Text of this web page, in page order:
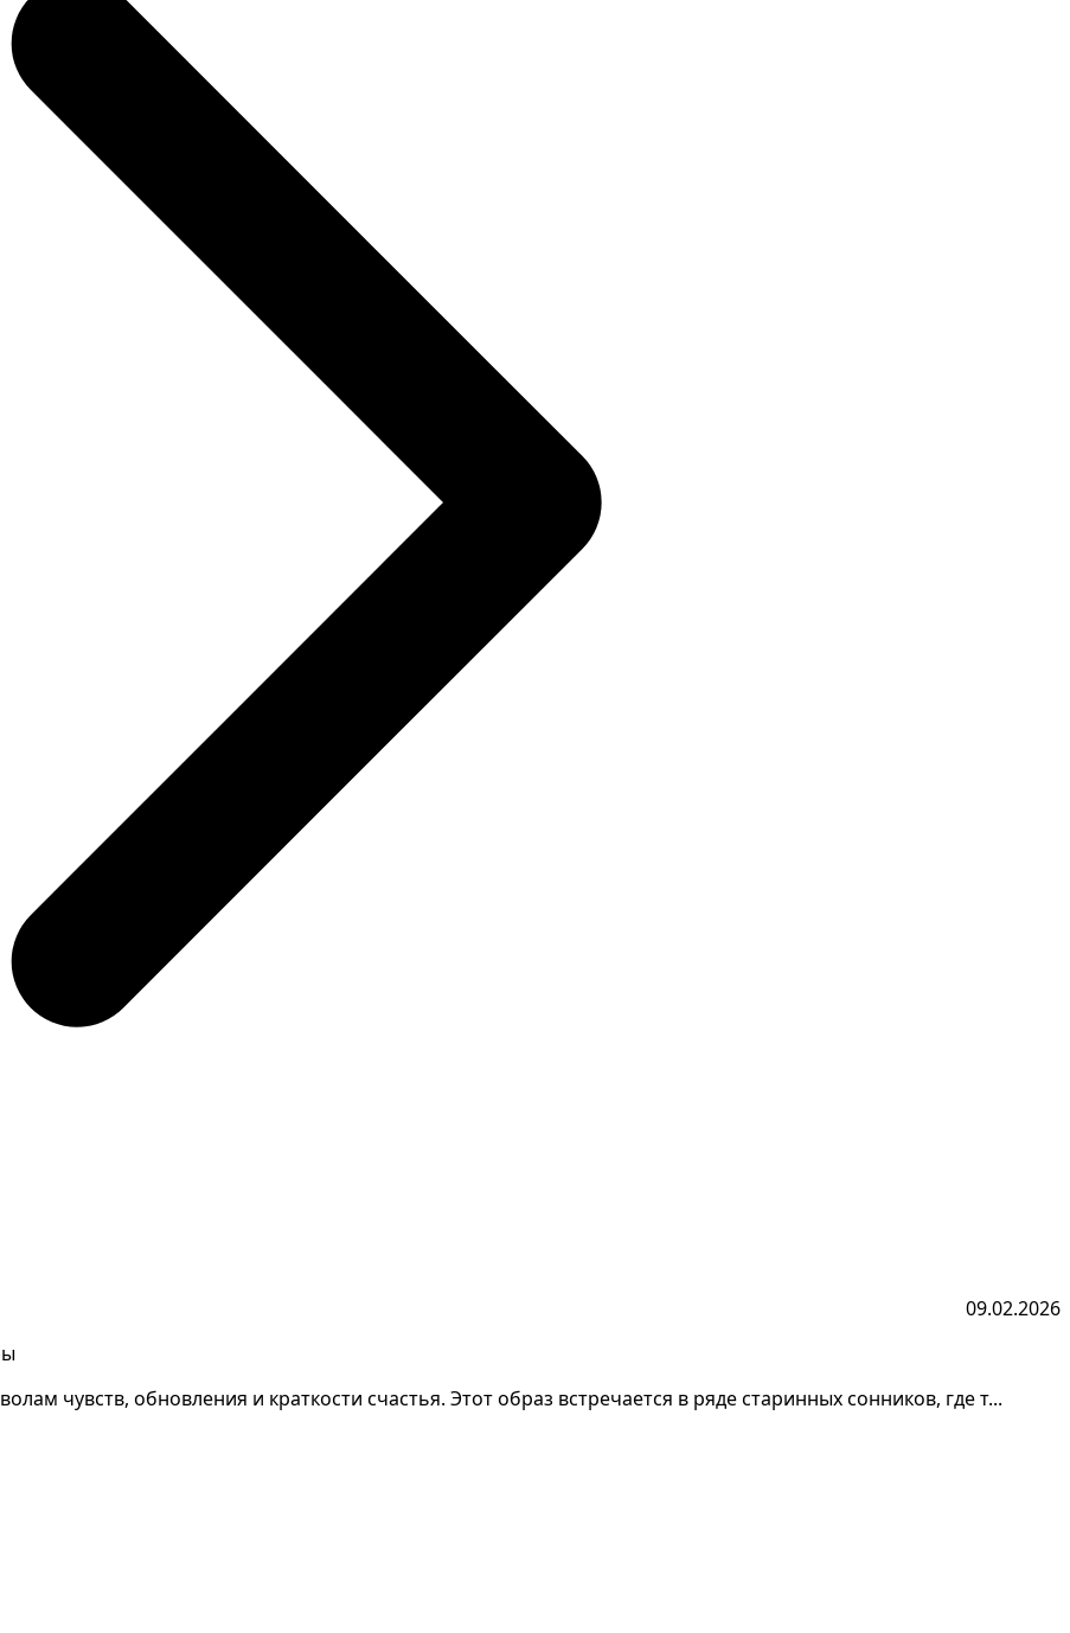
09.02.2026
чувств, обновления и краткости счастья. Этот образ встречается в ряде старинных сонников, где т...